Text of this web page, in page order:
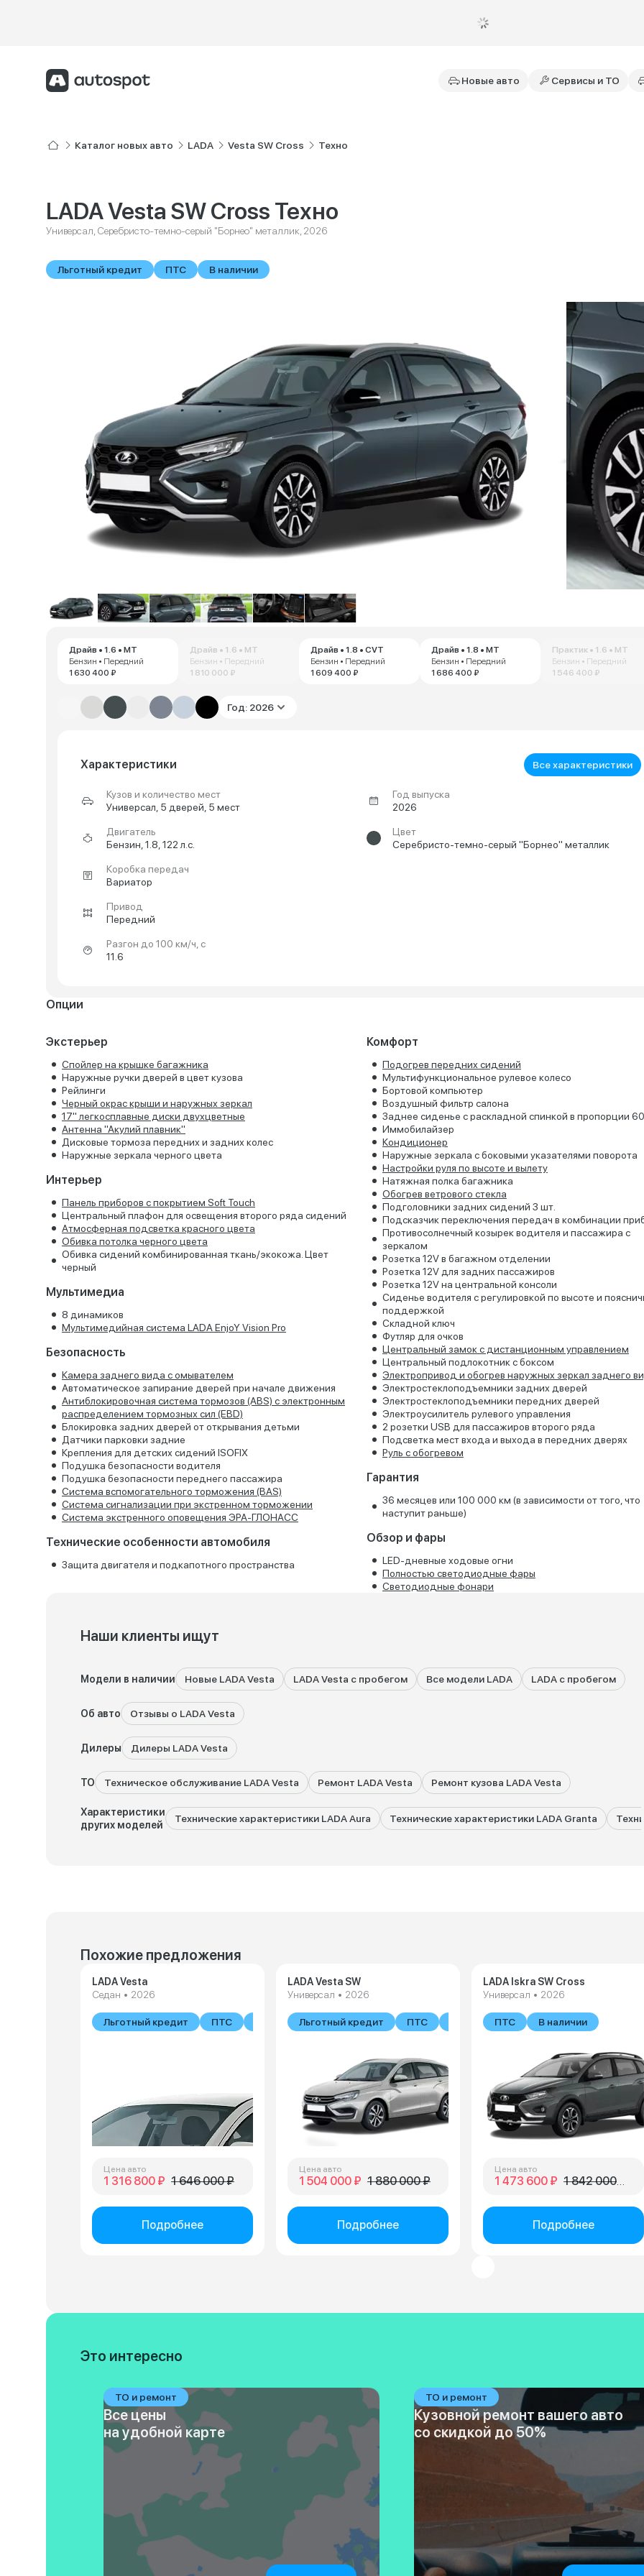
Новые авто Сервисы и ТО
Каталог новых авто LADA Vesta SW Cross Техно
LADA Vesta SW Cross Техно
Универсал, Серебристо-темно-серый "Борнео" металлик, 2026
Льготный кредит ПТС В наличии
Драйв • 1.6 • MT
Бензин • Передний
1 630 400 ₽
Драйв • 1.6 • MT
Бензин • Передний
1 810 000 ₽
Драйв • 1.8 • CVT
Бензин • Передний
1 609 400 ₽
Драйв • 1.8 • MT
Бензин • Передний
1 686 400 ₽
Практик • 1.6 • MT
Бензин • Передний
1 546 400 ₽
Год: 2026
Характеристики Все характеристики
Кузов и количество мест
Универсал, 5 дверей, 5 мест
Двигатель
Бензин, 1.8, 122 л.с.
Коробка передач
Вариатор
Привод
Передний
Разгон до 100 км/ч, с
11.6
Год выпуска
2026
Цвет
Серебристо-темно-серый "Борнео" металлик
Опции
Экстерьер
Спойлер на крышке багажника
Наружные ручки дверей в цвет кузова
Рейлинги
Черный окрас крыши и наружных зеркал
17'' легкосплавные диски двухцветные
Антенна "Акулий плавник"
Дисковые тормоза передних и задних колес
Наружные зеркала черного цвета
Интерьер
Панель приборов с покрытием Soft Touch
Центральный плафон для освещения второго ряда сидений
Атмосферная подсветка красного цвета
Обивка потолка черного цвета
Обивка сидений комбинированная ткань/экокожа. Цвет
черный
Мультимедиа
8 динамиков
Мультимедийная система LADA EnjoY Vision Pro
Безопасность
Камера заднего вида с омывателем
Автоматическое запирание дверей при начале движения
Антиблокировочная система тормозов (ABS) с электронным
распределением тормозных сил (EBD)
Блокировка задних дверей от открывания детьми
Датчики парковки задние
Крепления для детских сидений ISOFIX
Подушка безопасности водителя
Подушка безопасности переднего пассажира
Система вспомогательного торможения (BAS)
Система сигнализации при экстренном торможении
Система экстренного оповещения ЭРА-ГЛОНАСС
Технические особенности автомобиля
Защита двигателя и подкапотного пространства
Комфорт
Подогрев передних сидений
Мультифункциональное рулевое колесо
Бортовой компьютер
Воздушный фильтр салона
Заднее сиденье с раскладной спинкой в пропорции
Иммобилайзер
Кондиционер
Наружные зеркала с боковыми указателями поворота
Настройки руля по высоте и вылету
Натяжная полка багажника
Обогрев ветрового стекла
Подголовники задних сидений 3 шт.
Подсказчик переключения передач в комбинации
Противосолнечный козырек водителя и пассажира с
зеркалом
Розетка 12V в багажном отделении
Розетка 12V для задних пассажиров
Розетка 12V на центральной консоли
Сиденье водителя с регулировкой по высоте и
поддержкой
Складной ключ
Футляр для очков
Центральный замок с дистанционным управлением
Центральный подлокотник с боксом
Электропривод и обогрев наружных зеркал заднего
Электростеклоподъемники задних дверей
Электростеклоподъемники передних дверей
Электроусилитель рулевого управления
2 розетки USB для пассажиров второго ряда
Подсветка мест входа и выхода в передних дверях
Руль с обогревом
Гарантия
36 месяцев или 100 000 км (в зависимости от того, что
наступит раньше)
Обзор и фары
LED-дневные ходовые огни
Полностью светодиодные фары
Светодиодные фонари
Наши клиенты ищут
Модели в наличии Новые LADA Vesta LADA Vesta с пробегом Все модели LADA LADA с пробегом
Об авто Отзывы о LADA Vesta
Дилеры Дилеры LADA Vesta
ТО Техническое обслуживание LADA Vesta Ремонт LADA Vesta Ремонт кузова LADA Vesta
Характеристики
других моделей
Технические характеристики LADA Aura Технические характеристики LADA Granta
Похожие предложения
LADA Vesta
Седан • 2026
Льготный кредит ПТС В наличии
Цена авто
1 316 800 ₽ 1 646 000 ₽
Подробнее
LADA Vesta SW
Универсал • 2026
Льготный кредит ПТС В наличии
Цена авто
1 504 000 ₽ 1 880 000 ₽
Подробнее
LADA Iskra SW Cross
Универсал • 2026
ПТС В наличии
Цена авто
1 473 600 ₽ 1 842 000 ₽
Подробнее
Это интересно
ТО и ремонт
Все цены
на удобной карте
ТО и ремонт
Кузовной ремонт вашего авто
со скидкой до 50%